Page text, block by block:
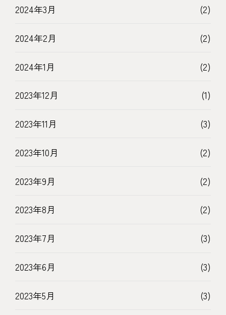
2024年3月 (2)
2024年2月 (2)
2024年1月 (2)
2023年12月 (1)
2023年11月 (3)
2023年10月 (2)
2023年9月 (2)
2023年8月 (2)
2023年7月 (3)
2023年6月 (3)
2023年5月 (3)